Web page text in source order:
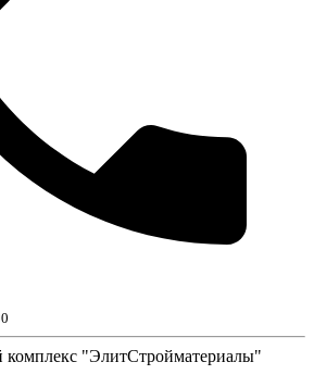
комплекс "ЭлитСтройматериалы"